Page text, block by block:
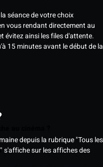
séance de votre choix
vous rendant directement au
évitez ainsi les files d'attente.
15 minutes avant le début de la
depuis la rubrique "Tous les
s'affiche sur les affiches des